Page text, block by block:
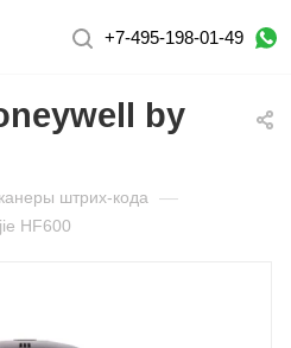
+7-495-198-01-49
by
штрих-кода —
HF600